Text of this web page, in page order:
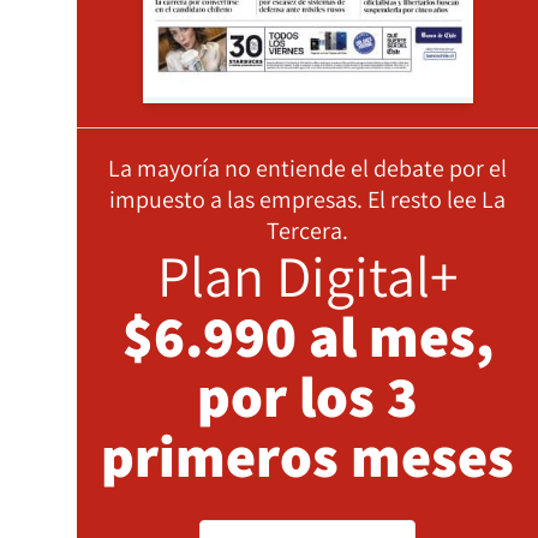
La mayoría no entiende el debate por el
impuesto a las empresas. El resto lee La
Tercera.
Plan Digital+
$6.990 al mes,
por los 3
primeros meses